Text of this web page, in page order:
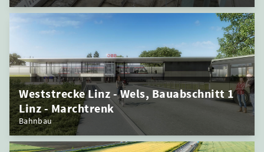
Weststrecke Linz - Wels, Bauabschnitt 1
Linz - Marchtrenk
Bahnbau